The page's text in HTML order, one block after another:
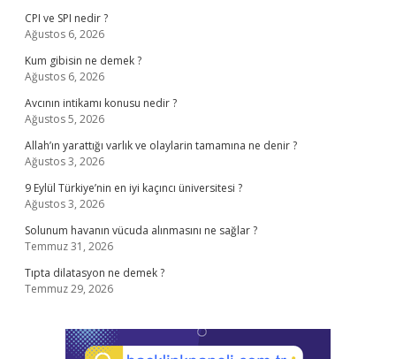
CPI ve SPI nedir ?
Ağustos 6, 2026
Kum gibisin ne demek ?
Ağustos 6, 2026
Avcının intikamı konusu nedir ?
Ağustos 5, 2026
Allah’ın yarattığı varlık ve olaylarin tamamına ne denir ?
Ağustos 3, 2026
9 Eylül Türkiye’nin en iyi kaçıncı üniversitesi ?
Ağustos 3, 2026
Solunum havanın vücuda alınmasını ne sağlar ?
Temmuz 31, 2026
Tıpta dilatasyon ne demek ?
Temmuz 29, 2026